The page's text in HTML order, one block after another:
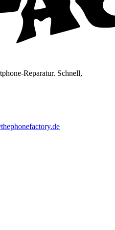
Reparatur. Schnell,